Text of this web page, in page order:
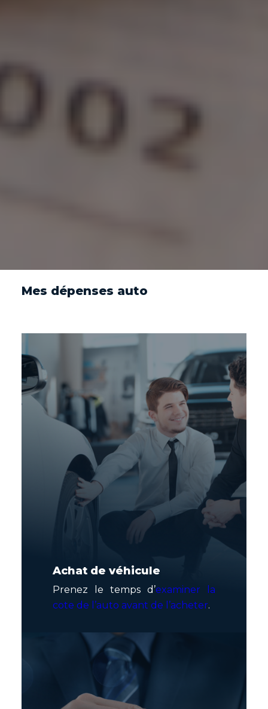
Mes dépenses auto
Achat de véhicule
Prenez le temps d’examiner la
cote de l’auto avant de l’acheter.